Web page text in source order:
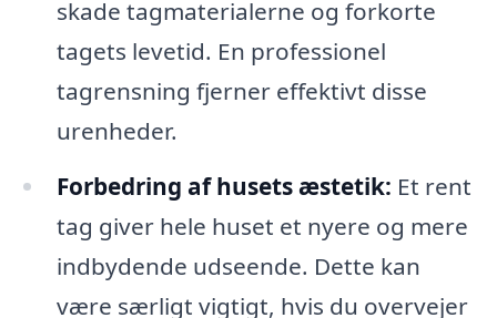
skade tagmaterialerne og forkorte
tagets levetid. En professionel
tagrensning fjerner effektivt disse
urenheder.
Forbedring af husets æstetik: Et rent
tag giver hele huset et nyere og mere
indbydende udseende. Dette kan
være særligt vigtigt, hvis du overvejer